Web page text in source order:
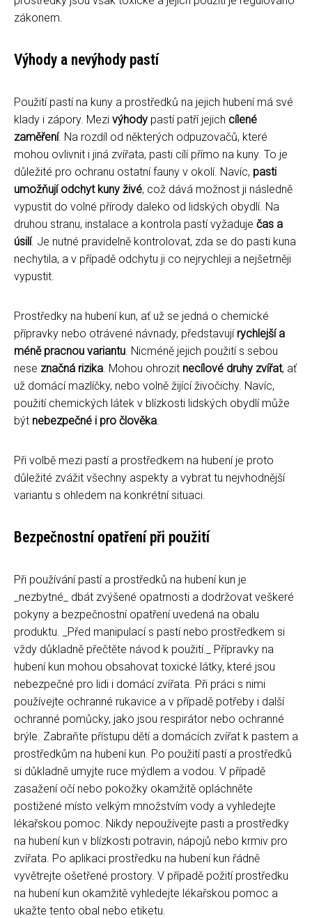
zákonem.
Výhody a nevýhody pastí
Použití pastí na kuny a prostředků na jejich hubení má své
klady i zápory. Mezi výhody pastí patří jejich cílené
zaměření. Na rozdíl od některých odpuzovačů, které
mohou ovlivnit i jiná zvířata, pasti cílí přímo na kuny. To je
důležité pro ochranu ostatní fauny v okolí. Navíc, pasti
umožňují odchyt kuny živé, což dává možnost ji následně
vypustit do volné přírody daleko od lidských obydlí. Na
druhou stranu, instalace a kontrola pastí vyžaduje čas a
úsilí. Je nutné pravidelně kontrolovat, zda se do pasti kuna
nechytila, a v případě odchytu ji co nejrychleji a nejšetrněji
vypustit.
Prostředky na hubení kun, ať už se jedná o chemické
přípravky nebo otrávené návnady, představují rychlejší a
méně pracnou variantu . Nicméně jejich použití s sebou
nese značná rizika . Mohou ohrozit necílové druhy zvířat, ať
už domácí mazlíčky, nebo volně žijící živočichy. Navíc,
použití chemických látek v blízkosti lidských obydlí může
být nebezpečné i pro člověka
Při volbě mezi pastí a prostředkem na hubení je proto
důležité zvážit všechny aspekty a vybrat tu nejvhodnější
variantu s ohledem na konkrétní situaci.
Bezpečnostní opatření při použití
Při používání pastí a prostředků na hubení kun je
_nezbytné_ dbát zvýšené opatrnosti a dodržovat veškeré
pokyny a bezpečnostní opatření uvedená na obalu
produktu. _Před manipulací s pastí nebo prostředkem si
vždy důkladně přečtěte návod k použití._ Přípravky na
hubení kun mohou obsahovat toxické látky, které jsou
nebezpečné pro lidi i domácí zvířata. Při práci s nimi
používejte ochranné rukavice a v případě potřeby i další
ochranné pomůcky, jako jsou respirátor nebo ochranné
brýle. Zabraňte přístupu dětí a domácích zvířat k pastem a
prostředkům na hubení kun. Po použití pastí a prostředků
si důkladně umyjte ruce mýdlem a vodou. V případě
zasažení očí nebo pokožky okamžitě opláchněte
postižené místo velkým množstvím vody a vyhledejte
lékařskou pomoc. Nikdy nepoužívejte pasti a prostředky
na hubení kun v blízkosti potravin, nápojů nebo krmiv pro
zvířata. Po aplikaci prostředku na hubení kun řádně
vyvětrejte ošetřené prostory. V případě požití prostředku
na hubení kun okamžitě vyhledejte lékařskou pomoc a
ukažte tento obal nebo etiketu.